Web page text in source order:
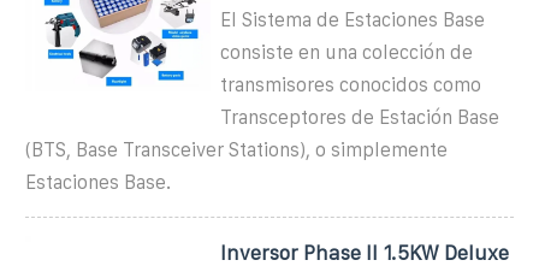
El Sistema de Estaciones Base
consiste en una colección de
transmisores conocidos como
Transceptores de Estación Base
(BTS, Base Transceiver Stations), o simplemente
Estaciones Base.
Inversor Phase II 1.5KW Deluxe